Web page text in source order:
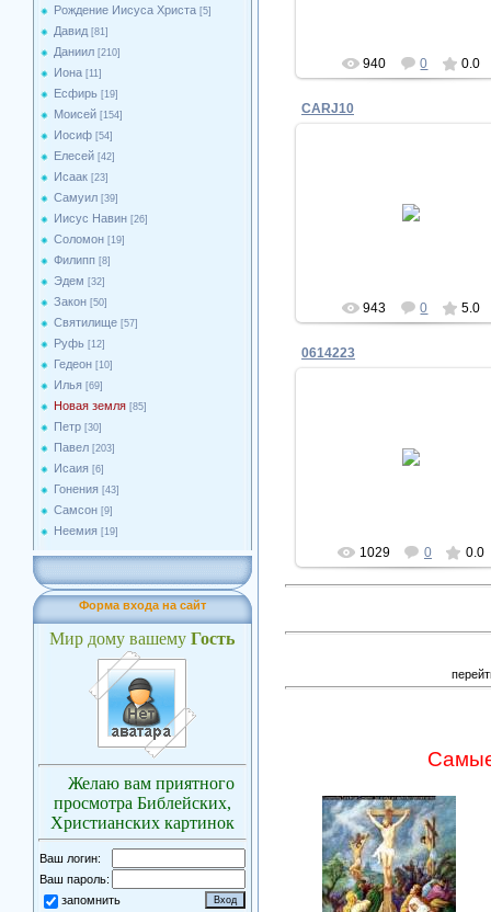
Рождение Иисуса Христа [5]
Давид [81]
Даниил [210]
Иона [11]
Есфирь [19]
Моисей [154]
Иосиф [54]
Елесей [42]
Исаак [23]
Самуил [39]
Иисус Навин [26]
Соломон [19]
Филипп [8]
Эдем [32]
Закон [50]
Святилище [57]
Руфь [12]
Гедеон [10]
Илья [69]
Новая земля [85]
Петр [30]
Павел [203]
Исаия [6]
Гонения [43]
Самсон [9]
Неемия [19]
Форма входа на сайт
Мир дому вашему Гость
Желаю вам приятного
просмотра Библейских,
Христианских картинок
Ваш логин:
Ваш пароль:
запомнить
940 0 0.0
CARJ10
943 0 5.0
0614223
1029 0 0.0